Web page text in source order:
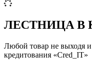
ЛЕСТНИЦА В
Любой товар не выходя
кредитования «Cred_IT»